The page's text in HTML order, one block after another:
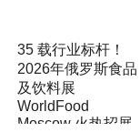
35 载行业标杆！
2026年俄罗斯食品
及饮料展
WorldFood
Moscow 火热招展